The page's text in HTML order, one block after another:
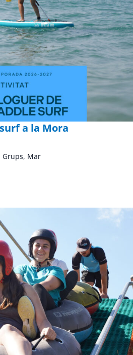
a la Mora
Grups, Mar